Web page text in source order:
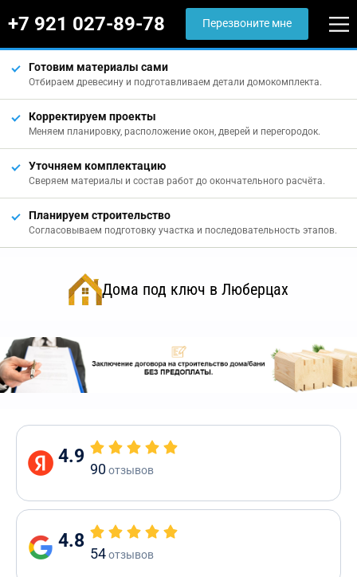
+7 921 027-89-78 Перезвоните мне
Готовим материалы сами
Отбираем древесину и подготавливаем детали домокомплекта.
Корректируем проекты
Меняем планировку, расположение окон, дверей и перегородок.
Уточняем комплектацию
Сверяем материалы и состав работ до окончательного расчёта.
Планируем строительство
Согласовываем подготовку участка и последовательность этапов.
Дома под ключ в Люберцах
4.9
90отзывов
4.8
54отзывов